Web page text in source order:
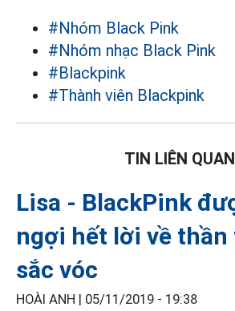
#Nhóm Black Pink
#Nhóm nhạc Black Pink
#Blackpink
#Thành viên Blackpink
TIN LIÊN QUAN
Lisa - BlackPink
ngợi hết lời về thần
sắc vóc
HOÀI ANH | 05/11/2019 - 19:38